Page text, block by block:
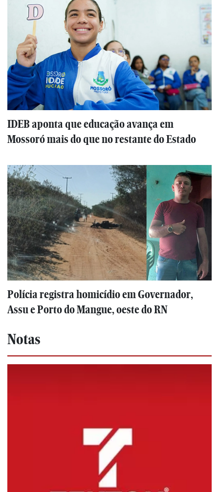
IDEB aponta que educação avança em
Mossoró mais do que no restante do Estado
Polícia registra homicídio em Governador,
Assu e Porto do Mangue, oeste do RN
Notas